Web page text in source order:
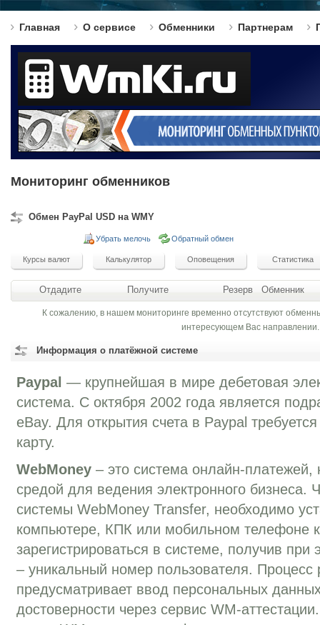
Главная О сервисе Обменники Партнерам
Мониторинг обменников
Обмен PayPal USD на WMY
Убрать мелочь Обратный обмен
Отдадите Получите Резерв Обменник
К сожалению, в нашем мониторинге временно отсутствуют
интересующем Вас направлении.
Информация о платёжной системе
Paypal — крупнейшая в мире дебетовая
система. C октября 2002 года является
eBay. Для открытия счета в Paypal
карту.
WebMoney – это система онлайн-платежей,
средой для ведения электронного бизнеса.
системы WebMoney Transfer, необходимо
компьютере, КПК или мобильном телефоне
зарегистрироваться в системе, получив
– уникальный номер пользователя. Процесс
предусматривает ввод персональных
достоверности через сервис WM-